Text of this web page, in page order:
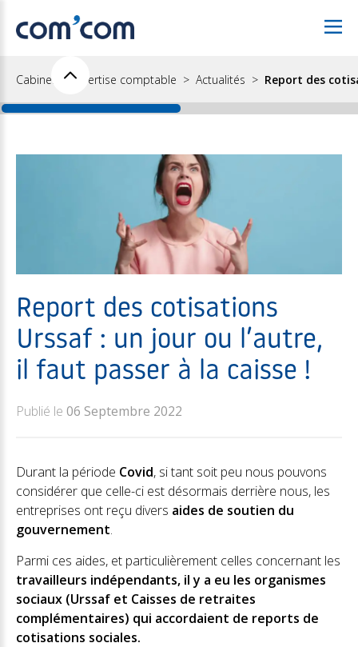
Cabinet d'expertise comptable Actualités Report des
Report des cotisations
Urssaf : un jour ou l’autre,
il faut passer à la caisse !
Publié le 06 Septembre 2022
Durant la période Covid, si tant soit peu nous pouvons
considérer que celle-ci est désormais derrière nous, les
entreprises ont reçu divers aides de soutien du
gouvernement.
Parmi ces aides, et particulièrement celles concernant les
travailleurs indépendants, il y a eu les organismes
sociaux (Urssaf et Caisses de retraites
complémentaires) qui accordaient de reports de
cotisations sociales.